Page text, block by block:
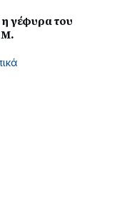
γέφυρα του